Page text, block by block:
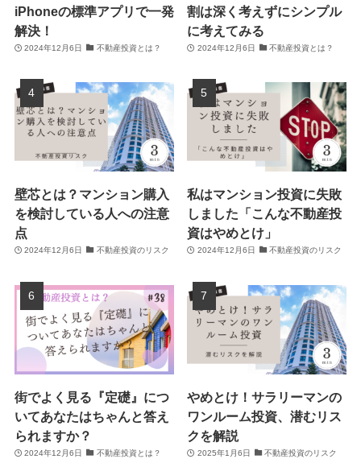
iPhoneの標準アプリで一発
解決！
2024年12月6日 不動産投資とは？
割は深く考えずにシンプル
に考えてみる
2024年12月6日 不動産投資とは？
壁芯とは？マンション購入
を検討している人への注意
点
2024年12月6日 不動産投資のリスク
私はマンション投資に失敗
しました「こんな不動産投
資はやめとけ」
2024年12月6日 不動産投資のリスク
街でよく見る『定礎』につ
いてあなたはちゃんと答え
られますか？
2024年12月6日 不動産投資とは？
やめとけ！サラリーマンの
ワンルーム投資、潜むリス
クを解説
2025年1月6日 不動産投資のリスク